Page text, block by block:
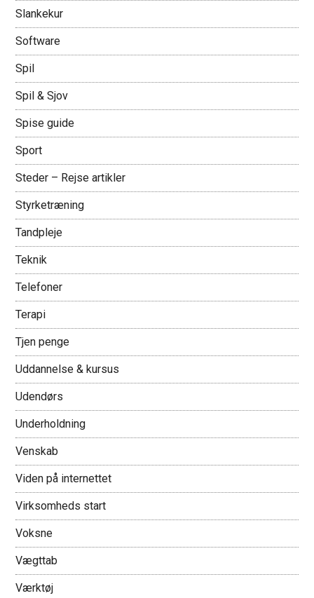
Slankekur
Software
Spil
Spil & Sjov
Spise guide
Sport
Steder – Rejse artikler
Styrketræning
Tandpleje
Teknik
Telefoner
Terapi
Tjen penge
Uddannelse & kursus
Udendørs
Underholdning
Venskab
Viden på internettet
Virksomheds start
Voksne
Vægttab
Værktøj